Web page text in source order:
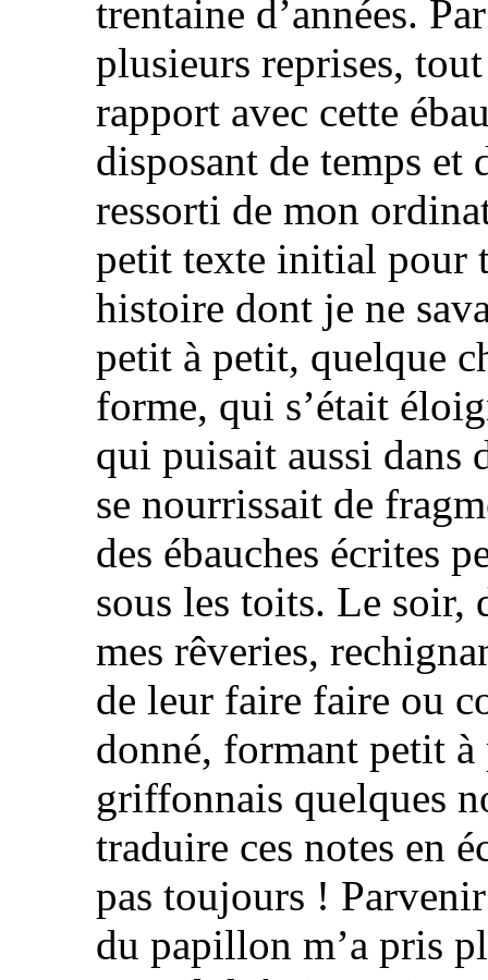
trentaine d’années.
plusieurs reprises,
rapport avec cette
disposant de temps
ressorti de mon
petit texte initial pour
histoire dont je ne
petit à petit, quelque
forme, qui s’était
qui puisait aussi dans
se nourrissait de
des ébauches écrites
sous les toits. Le soir,
mes rêveries,
de leur faire faire ou
donné, formant petit à
griffonnais quelques
traduire ces notes en
pas toujours !
du papillon m’a pris